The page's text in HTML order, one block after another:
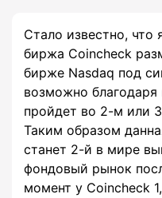
Стало известно, что
биржа Coincheck
бирже Nasdaq под
возможно благодаря
пройдет во 2-м или
Таким образом
станет 2-й в мире
фондовый рынок
момент у Coincheck